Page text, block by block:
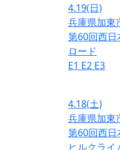
4.19(日)
兵庫県加東
第60回西
ロード
E1 E2 E3
4.18(土)
兵庫県加東
第60回西日
ヒルクライ